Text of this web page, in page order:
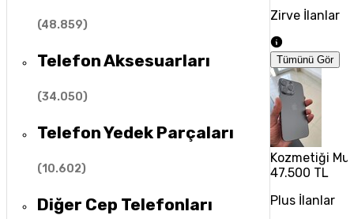
(48.859)
Telefon Aksesuarları
(34.050)
Telefon Yedek Parçaları
(10.602)
Diğer Cep Telefonları
Zirve İlanlar
Tümünü Gör
Kozmetiği
47.500 TL
Plus İlanlar